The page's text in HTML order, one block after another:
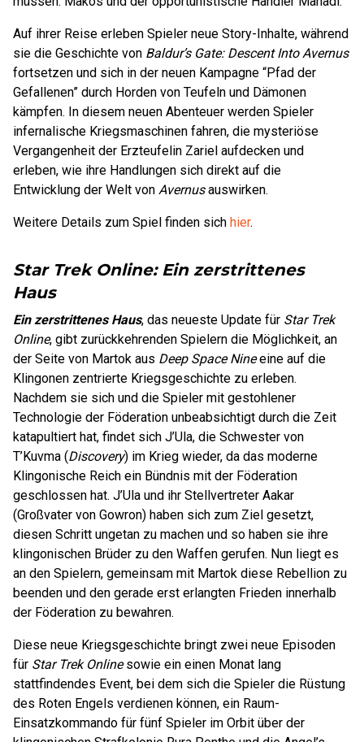
Auf ihrer Reise erleben Spieler neue Story-Inhalte, während
sie die Geschichte von Baldur’s Gate: Descent Into Avernus
fortsetzen und sich in der neuen Kampagne “Pfad der
Gefallenen” durch Horden von Teufeln und Dämonen
kämpfen. In diesem neuen Abenteuer werden Spieler
infernalische Kriegsmaschinen fahren, die mysteriöse
Vergangenheit der Erzteufelin Zariel aufdecken und
erleben, wie ihre Handlungen sich direkt auf die
Entwicklung der Welt von Avernusauswirken.
Weitere Details zum Spiel finden sich hier.
Star Trek Online: Ein zerstrittenes
Haus
Ein zerstrittenes Haus, das neueste Update für Star Trek
Online, gibt zurückkehrenden Spielern die Möglichkeit, an
der Seite von Martok aus Deep Space Nineeine auf die
Klingonen zentrierte Kriegsgeschichte zu erleben.
Nachdem sie sich und die Spieler mit gestohlener
Technologie der Föderation unbeabsichtigt durch die Zeit
katapultiert hat, findet sich J’Ula, die Schwester von
T’Kuvma (Discovery) im Krieg wieder, da das moderne
Klingonische Reich ein Bündnis mit der Föderation
geschlossen hat. J’Ula und ihr Stellvertreter Aakar
(Großvater von Gowron) haben sich zum Ziel gesetzt,
diesen Schritt ungetan zu machen und so haben sie ihre
klingonischen Brüder zu den Waffen gerufen. Nun liegt es
an den Spielern, gemeinsam mit Martok diese Rebellion zu
beenden und den gerade erst erlangten Frieden innerhalb
der Föderation zu bewahren.
Diese neue Kriegsgeschichte bringt zwei neue Episoden
für Star Trek Onlinesowie ein einen Monat lang
stattfindendes Event, bei dem sich die Spieler die Rüstung
des Roten Engels verdienen können, ein Raum-
Einsatzkommando für fünf Spieler im Orbit über der